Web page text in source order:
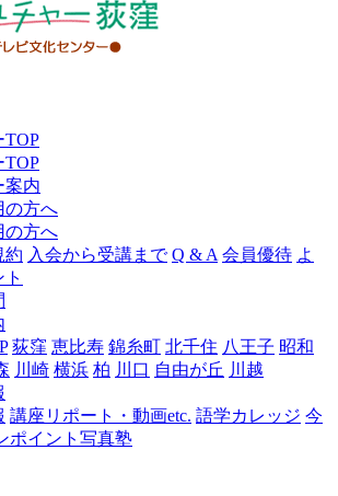
ャ
窪
TOP
TOP
案内
の方へ
の方へ
約 入会から受講まで Q & A 会員優待 よ
荻窪 恵比寿 錦糸町 北千住 八王子 昭和
川崎 横浜 柏 川口 自由が丘 川越
講座リポート・動画etc. 語学カレッジ 今
ポイント写真塾